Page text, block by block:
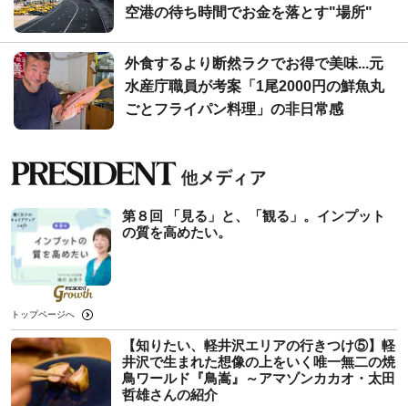
空港の待ち時間でお金を落とす"場所"
外食するより断然ラクでお得で美味...元
水産庁職員が考案「1尾2000円の鮮魚丸
ごとフライパン料理」の非日常感
第８回 「見る」と、「観る」。インプット
の質を高めたい。
トップページへ
【知りたい、軽井沢エリアの行きつけ⑤】軽
井沢で生まれた想像の上をいく唯一無二の焼
鳥ワールド『鳥嵩』～アマゾンカカオ・太田
哲雄さんの紹介